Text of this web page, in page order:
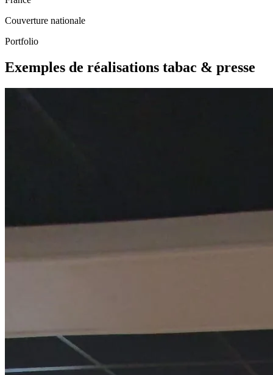
Couverture nationale
Portfolio
Exemples de réalisations tabac & presse